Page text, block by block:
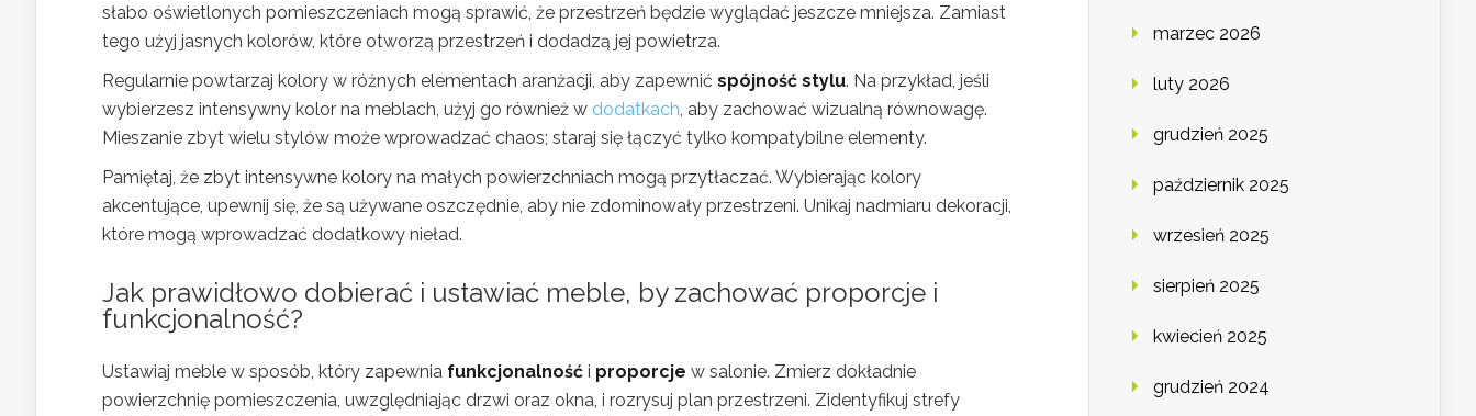
słabo oświetlonych pomieszczeniach mogą sprawić, że przestrzeń będzie wyglądać jeszcze mniejsza. Zamiast
tego użyj jasnych kolorów, które otworzą przestrzeń i dodadzą jej powietrza.
Regularnie powtarzaj kolory w różnych elementach aranżacji, aby zapewnić spójność stylu. Na przykład, jeśli
wybierzesz intensywny kolor na meblach, użyj go również w dodatkach , aby zachować wizualną równowagę.
Mieszanie zbyt wielu stylów może wprowadzać chaos; staraj się łączyć tylko kompatybilne elementy.
Pamiętaj, że zbyt intensywne kolory na małych powierzchniach mogą przytłaczać. Wybierając kolory
akcentujące, upewnij się, że są używane oszczędnie, aby nie zdominowały przestrzeni. Unikaj nadmiaru dekoracji,
które mogą wprowadzać dodatkowy nieład.
Jak prawidłowo dobierać i ustawiać meble, by zachować proporcje i
funkcjonalność?
Ustawiaj meble w sposób, który zapewnia funkcjonalność i proporcje w salonie. Zmierz dokładnie
powierzchnię pomieszczenia, uwzględniając drzwi oraz okna, i rozrysuj plan przestrzeni. Zidentyfikuj strefy
marzec 2026
luty 2026
grudzień 2025
październik 2025
wrzesień 2025
sierpień 2025
kwiecień 2025
grudzień 2024